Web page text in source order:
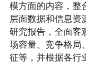
模方面的内容，整
层面数据和信息资
研究报告，全面客
场容量、竞争格局
征等，并根据各行